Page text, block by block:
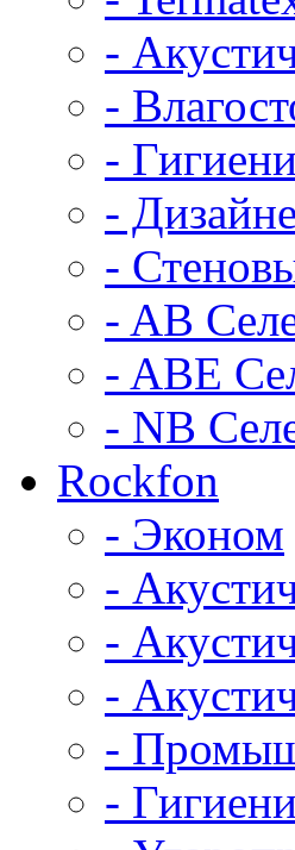
-
-
-
-
-
- AB
- ABE
- NB
Rockfon
- Эконом
-
-
-
-
-